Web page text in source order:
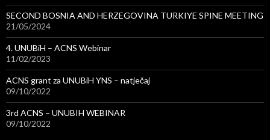
SECOND BOSNIA AND HERZEGOVINA TURKIYE SPINE MEETING
21/05/2024
4. UNUBiH – ACNS Webinar
11/02/2023
ACNS grant za UNUBiH YNS – natječaj
09/10/2022
3rd ACNS – UNUBIH WEBINAR
09/10/2022